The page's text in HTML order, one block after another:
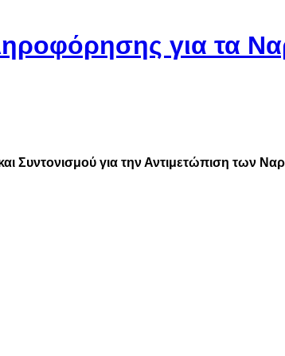
για τα
Συντονισμού για την Αντιμετώπιση των